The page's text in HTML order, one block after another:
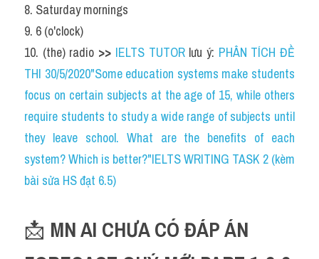
8. Saturday mornings
9. 6 (o'clock)
10. (the) radio >> IELTS TUTOR lưu ý: PHÂN TÍCH ĐỀ
THI 30/5/2020"Some education systems make students
focus on certain subjects at the age of 15, while others
require students to study a wide range of subjects until
they leave school. What are the benefits of each
system? Which is better?"IELTS WRITING TASK 2 (kèm
bài sửa HS đạt 6.5)
📩 MN AI CHƯA CÓ ĐÁP ÁN